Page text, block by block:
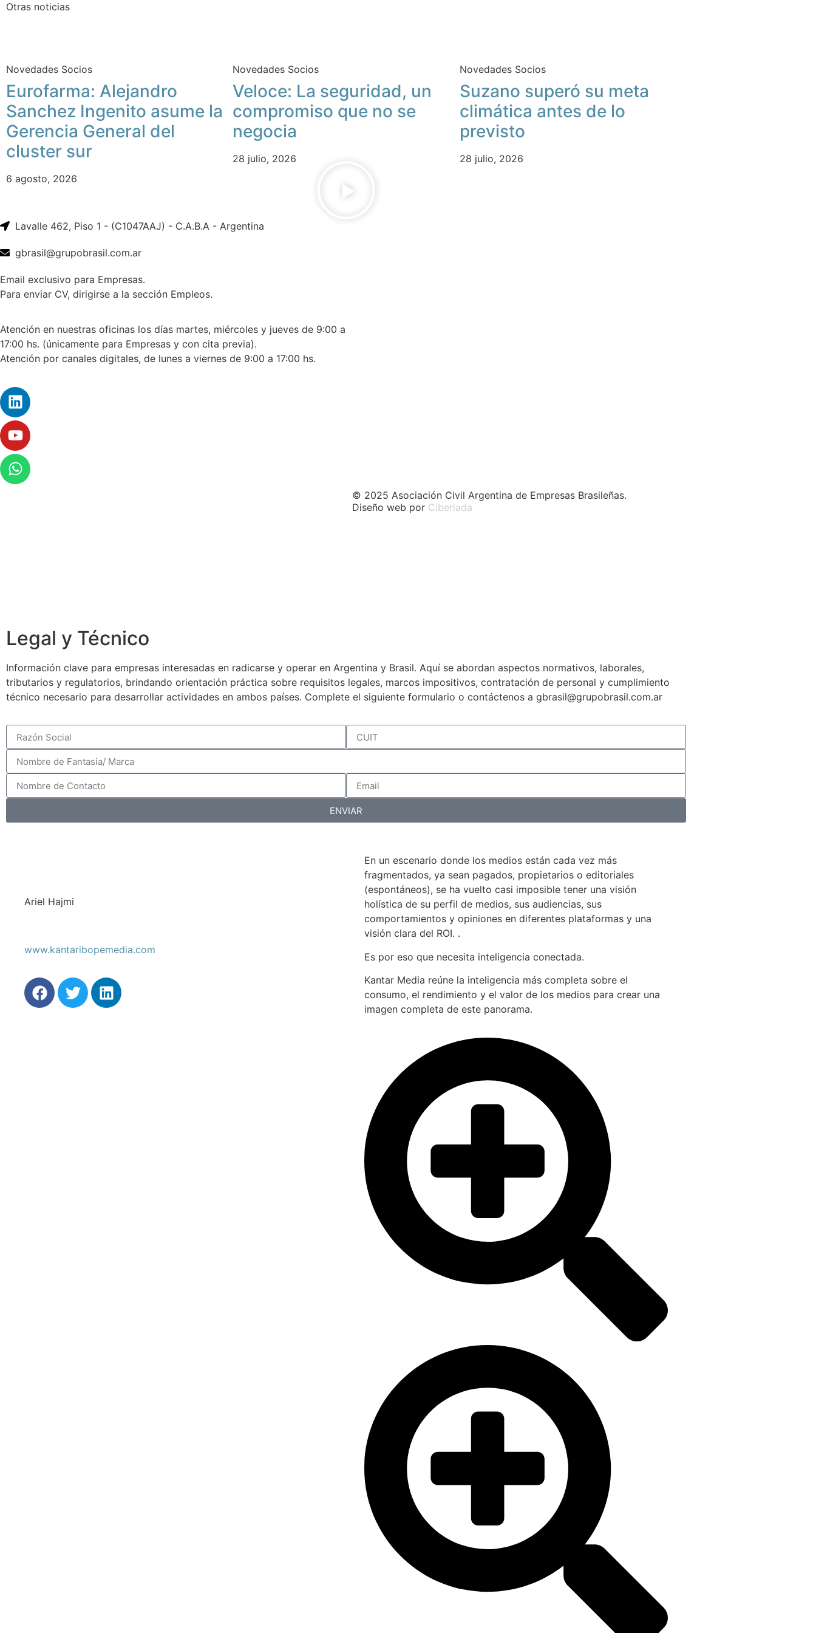
Otras noticias
Novedades Socios
Eurofarma: Alejandro
Sanchez Ingenito asume la
Gerencia General del
cluster sur
6 agosto, 2026
Novedades Socios
Veloce: La seguridad, un
compromiso que no se
negocia
28 julio, 2026
Novedades Socios
Suzano superó su meta
climática antes de lo
previsto
28 julio, 2026
Lavalle 462, Piso 1 - (C1047AAJ) - C.A.B.A - Argentina
gbrasil@grupobrasil.com.ar
Email exclusivo para Empresas.
Para enviar CV, dirigirse a la sección Empleos.
Atención en nuestras oficinas los días martes, miércoles y jueves de 9:00 a
17:00 hs. (únicamente para Empresas y con cita previa).
Atención por canales digitales, de lunes a viernes de 9:00 a 17:00 hs.
© 2025 Asociación Civil Argentina de Empresas Brasileñas.
Diseño web por Ciberiada
Legal y Técnico
Información clave para empresas interesadas en radicarse y operar en Argentina y Brasil. Aquí se abordan aspectos normativos, laborales,
tributarios y regulatorios, brindando orientación práctica sobre requisitos legales, marcos impositivos, contratación de personal y cumplimiento
técnico necesario para desarrollar actividades en ambos países. Complete el siguiente formulario o contáctenos a gbrasil@grupobrasil.com.ar
ENVIAR
Ariel Hajmi
www.kantaribopemedia.com
En un escenario donde los medios están cada vez más
fragmentados, ya sean pagados, propietarios o editoriales
(espontáneos), se ha vuelto casi imposible tener una visión
holística de su perfil de medios, sus audiencias, sus
comportamientos y opiniones en diferentes plataformas y una
visión clara del ROI. .
Es por eso que necesita inteligencia conectada.
Kantar Media reúne la inteligencia más completa sobre el
consumo, el rendimiento y el valor de los medios para crear una
imagen completa de este panorama.